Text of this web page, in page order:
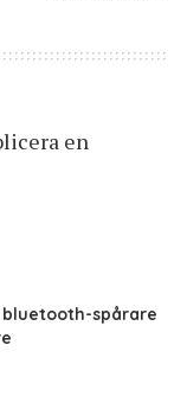
en
bluetooth-spårare